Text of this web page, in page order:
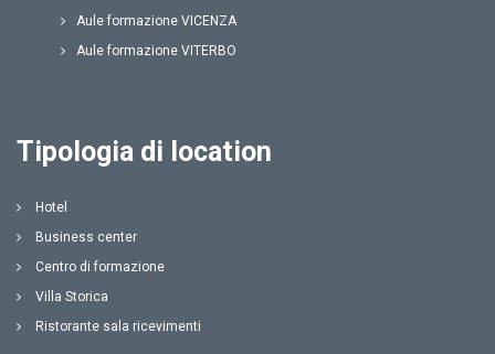
Aule formazione VICENZA
Aule formazione VITERBO
Tipologia di location
Hotel
Business center
Centro di formazione
Villa Storica
Ristorante sala ricevimenti